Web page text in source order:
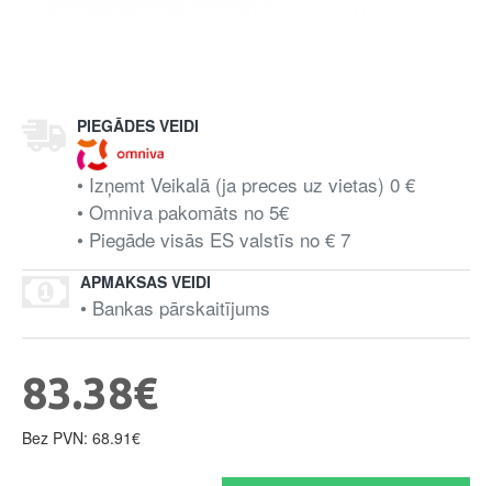
PIEGĀDES VEIDI
• Izņemt Veikalā (ja preces uz vietas) 0 €
• Omniva pakomāts no 5€
• Piegāde visās ES valstīs no € 7
APMAKSAS VEIDI
• Bankas pārskaitījums
83.38€
Bez PVN: 68.91€